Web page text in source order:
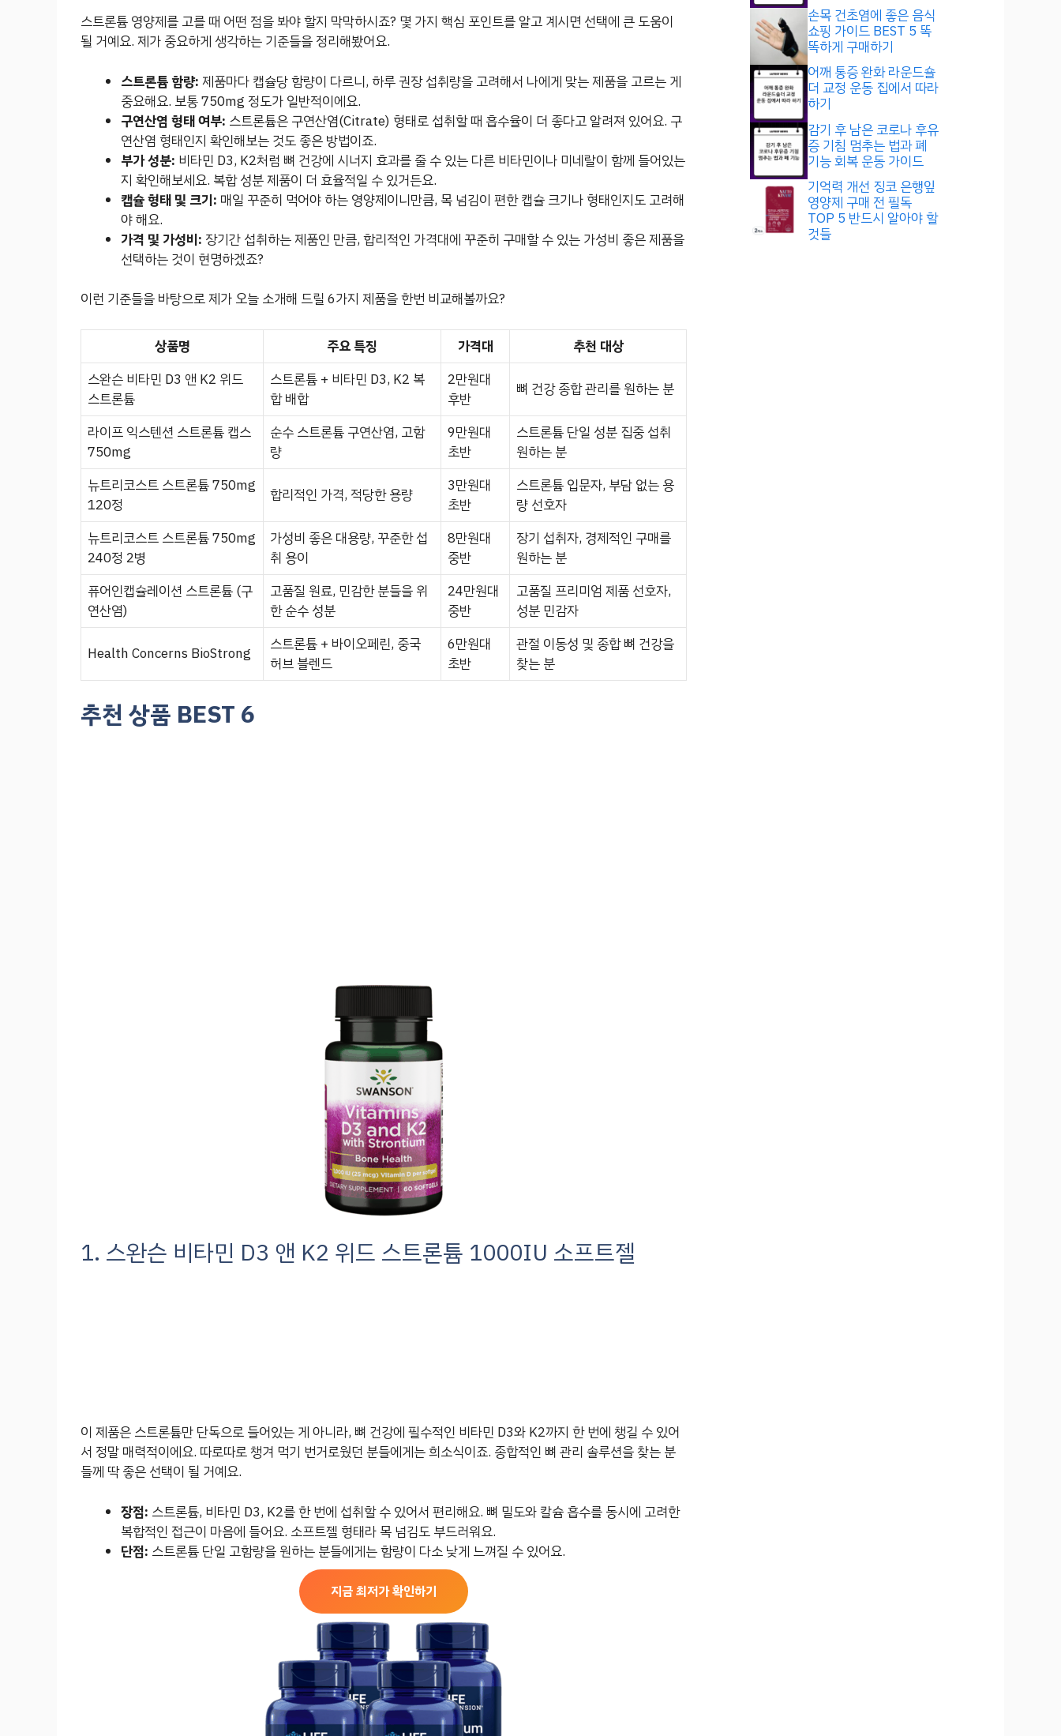
스트론튬 영양제를 고를 때 어떤 점을 봐야 할지 막막하시죠? 몇 가지 핵심 포인트를 알고 계시면 선택에 큰 도움이
될 거예요. 제가 중요하게 생각하는 기준들을 정리해봤어요.
스트론튬 함량: 제품마다 캡슐당 함량이 다르니, 하루 권장 섭취량을 고려해서 나에게 맞는 제품을 고르는 게
중요해요. 보통 750mg 정도가 일반적이에요.
구연산염 형태 여부: 스트론튬은 구연산염(Citrate) 형태로 섭취할 때 흡수율이 더 좋다고 알려져 있어요. 구
연산염 형태인지 확인해보는 것도 좋은 방법이죠.
부가 성분: 비타민 D3, K2처럼 뼈 건강에 시너지 효과를 줄 수 있는 다른 비타민이나 미네랄이 함께 들어있는
지 확인해보세요. 복합 성분 제품이 더 효율적일 수 있거든요.
캡슐 형태 및 크기: 매일 꾸준히 먹어야 하는 영양제이니만큼, 목 넘김이 편한 캡슐 크기나 형태인지도 고려해
야 해요.
가격 및 가성비: 장기간 섭취하는 제품인 만큼, 합리적인 가격대에 꾸준히 구매할 수 있는 가성비 좋은 제품을
선택하는 것이 현명하겠죠?
이런 기준들을 바탕으로 제가 오늘 소개해 드릴 6가지 제품을 한번 비교해볼까요?
상품명 주요 특징 가격대
추천 대상
스완슨 비타민 D3 앤 K2 위드
스트론튬
스트론튬 + 비타민 D3, K2 복
합 배합
2만원대
후반
뼈 건강 종합 관리를 원하는 분
라이프 익스텐션 스트론튬 캡스
750mg
순수 스트론튬 구연산염, 고함
량
9만원대
초반
스트론튬 단일 성분 집중 섭취
원하는 분
뉴트리코스트 스트론튬 750mg
120정
합리적인 가격, 적당한 용량
3만원대
초반
스트론튬 입문자, 부담 없는 용
량 선호자
뉴트리코스트 스트론튬 750mg
240정 2병
가성비 좋은 대용량, 꾸준한 섭
취 용이
8만원대
중반
장기 섭취자, 경제적인 구매를
원하는 분
퓨어인캡슐레이션 스트론튬 (구
연산염)
고품질 원료, 민감한 분들을 위
한 순수 성분
24만원대
중반
고품질 프리미엄 제품 선호자,
성분 민감자
Health Concerns BioStrong
스트론튬 + 바이오페린, 중국
허브 블렌드
6만원대
초반
관절 이동성 및 종합 뼈 건강을
찾는 분
추천 상품 BEST 6
1. 스완슨 비타민 D3 앤 K2 위드 스트론튬 1000IU 소프트젤
이 제품은 스트론튬만 단독으로 들어있는 게 아니라, 뼈 건강에 필수적인 비타민 D3와 K2까지 한 번에 챙길 수 있어
서 정말 매력적이에요. 따로따로 챙겨 먹기 번거로웠던 분들에게는 희소식이죠. 종합적인 뼈 관리 솔루션을 찾는 분
들께 딱 좋은 선택이 될 거예요.
장점: 스트론튬, 비타민 D3, K2를 한 번에 섭취할 수 있어서 편리해요. 뼈 밀도와 칼슘 흡수를 동시에 고려한
복합적인 접근이 마음에 들어요. 소프트젤 형태라 목 넘김도 부드러워요.
단점: 스트론튬 단일 고함량을 원하는 분들에게는 함량이 다소 낮게 느껴질 수 있어요.
지금 최저가 확인하기
손목 건초염에 좋은 음식
쇼핑 가이드 BEST 5 똑
똑하게 구매하기
어깨 통증 완화 라운드숄
더 교정 운동 집에서 따라
하기
감기 후 남은 코로나 후유
증 기침 멈추는 법과 폐
기능 회복 운동 가이드
기억력 개선 징코 은행잎
영양제 구매 전 필독
TOP 5 반드시 알아야 할
것들